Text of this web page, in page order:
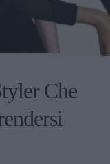
Che